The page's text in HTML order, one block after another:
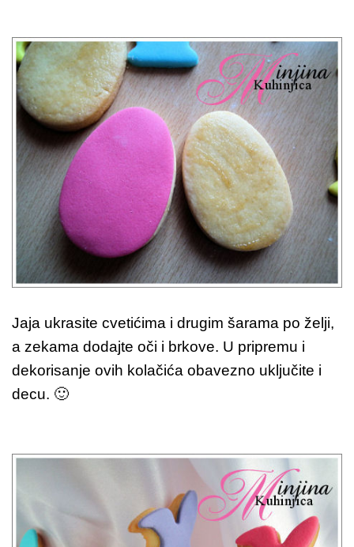
Jaja ukrasite cvetićima i drugim šarama po želji,
a zekama dodajte oči i brkove. U pripremu i
dekorisanje ovih kolačića obavezno uključite i
decu. 🙂